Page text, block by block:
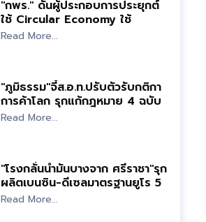
"กพร." ดันผู้ประกอบการประยุกต์
ใช้ Circular Economy ใช้
ทรัพยากรคุ้มค่า
Read More...
"ภูมิธรรม"จี้ส.อ.ท.ปรับตัวรับกติกา
การค้าโลก รุกแก้กฎหมาย 4 ฉบับ
หนุนธุรกิจ
Read More...
"โรงกลั่นน้ำมันบางจาก ศรีราชา"รุก
ผลิตเบนซิน-ดีเซลมาตรฐานยูโร 5
ลด PM 2.5
Read More...